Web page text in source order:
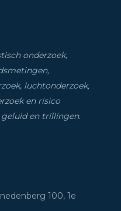
onderzoek,
, luchtonderzoek,
en risico
en trillingen.
100, 1e